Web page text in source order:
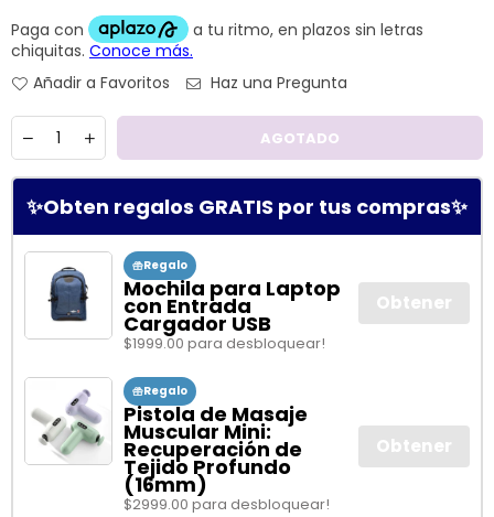
Añadir a Favoritos
Haz una Pregunta
Cantidad
AGOTADO
✨Obten regalos GRATIS por tus compras✨
Regalo
Mochila para Laptop
con Entrada
Cargador USB
$1999.00 para desbloquear!
Obtener
Regalo
Pistola de Masaje
Muscular Mini:
Recuperación de
Tejido Profundo
(16mm)
$2999.00 para desbloquear!
Obtener